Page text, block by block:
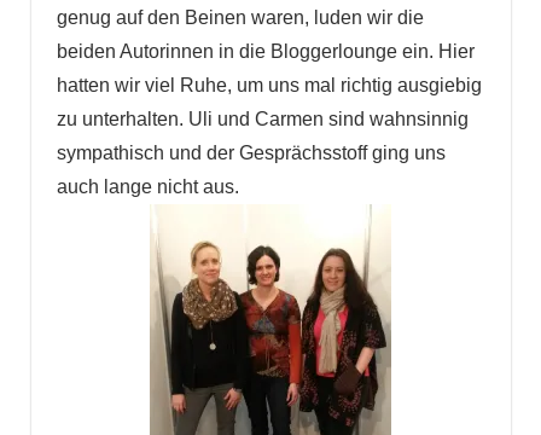
genug auf den Beinen waren, luden wir die
beiden Autorinnen in die Bloggerlounge ein. Hier
hatten wir viel Ruhe, um uns mal richtig ausgiebig
zu unterhalten. Uli und Carmen sind wahnsinnig
sympathisch und der Gesprächsstoff ging uns
auch lange nicht aus.